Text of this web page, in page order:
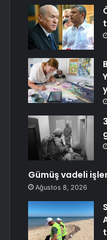
Gümüş vadeli
Ağustos 8, 2026